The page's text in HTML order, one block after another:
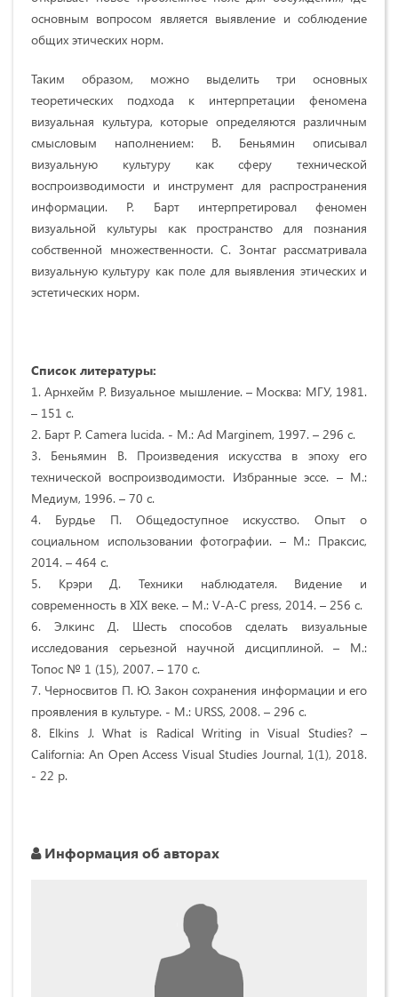
основным вопросом является выявление и соблюдение
общих этических норм.
Таким образом, можно выделить три основных
теоретических подхода к интерпретации феномена
визуальная культура, которые определяются различным
смысловым наполнением: В. Беньямин описывал
визуальную культуру как сферу технической
воспроизводимости и инструмент для распространения
информации. Р. Барт интерпретировал феномен
визуальной культуры как пространство для познания
собственной множественности. С. Зонтаг рассматривала
визуальную культуру как поле для выявления этических и
эстетических норм.
Список литературы:
1. Арнхейм Р. Визуальное мышление. – Москва: МГУ, 1981.
– 151 c.
2. Барт Р. Camera lucida. - М.: Ad Marginem, 1997. – 296 c.
3. Беньямин В. Произведения искусства в эпоху его
технической воспроизводимости. Избранные эссе. – М.:
Медиум, 1996. – 70 c.
4. Бурдье П. Общедоступное искусство. Опыт о
социальном использовании фотографии. – М.: Праксис,
2014. – 464 c.
5. Крэри Д. Техники наблюдателя. Видение и
современность в XIX веке. – М.: V-A-C press, 2014. – 256 c.
6. Элкинс Д. Шесть способов сделать визуальные
исследования серьезной научной дисциплиной. – М.:
Топос № 1 (15), 2007. – 170 c.
7. Черносвитов П. Ю. Закон сохранения информации и его
проявления в культуре. - M.: URSS, 2008. – 296 c.
8. Elkins J. What is Radical Writing in Visual Studies? –
California: An Open Access Visual Studies Journal, 1(1), 2018.
- 22 p.
Информация об авторах